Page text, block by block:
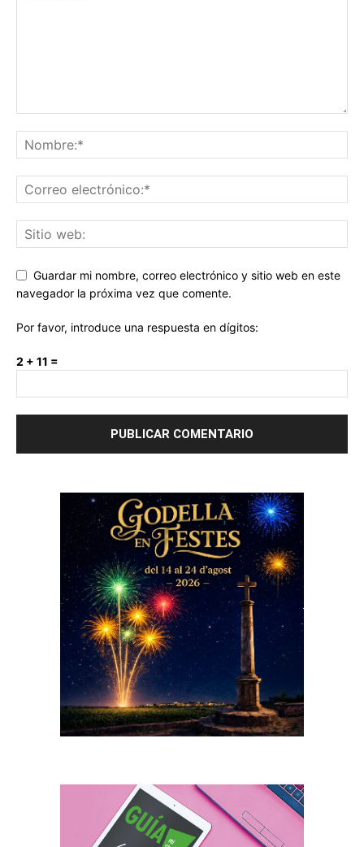
Guardar mi nombre, correo electrónico y sitio web en este
navegador la próxima vez que comente.
Por favor, introduce una respuesta en dígitos:
2 + 11 =